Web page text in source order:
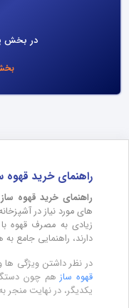
در بخش
راهنمای خرید قهوه
راهنمای خرید قهوه ساز
های مورد نیاز در
زیادی به مصرف قهوه
دارند، راهنمایی جامع
در نظر داشتن ویژگی
قهوه سازهم چون
یکدیگر، در نهایت منجر